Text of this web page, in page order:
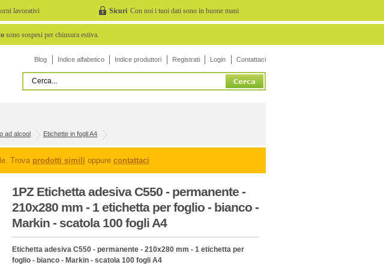
lavorativi Sicuri Con noi i tuoi dati sono in buone mani
sono sospesi per chiusura estiva.
Blog Indice alfabetico Indice produttori Registrati Login Contattaci
ad alcool Etichette in fogli A4
Trova prodotti simili oppure contattaci
1PZ Etichetta adesiva C550 - permanente -
210x280 mm - 1 etichetta per foglio - bianco -
Markin - scatola 100 fogli A4
Etichetta adesiva C550 - permanente - 210x280 mm - 1 etichetta per
foglio - bianco - Markin - scatola 100 fogli A4